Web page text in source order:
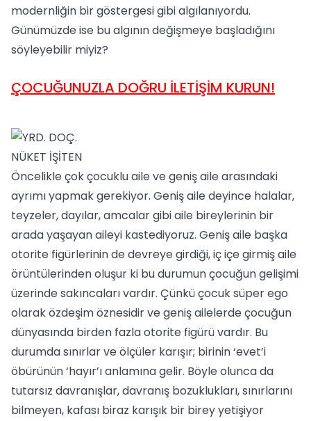
modernliğin bir göstergesi gibi algılanıyordu.
Günümüzde ise bu algının değişmeye başladığını
söyleyebilir miyiz?
ÇOCUĞUNUZLA DOĞRU İLETİŞİM KURUN!
Öncelikle çok çocuklu aile ve geniş aile arasındaki
ayrımı yapmak gerekiyor. Geniş aile deyince halalar,
teyzeler, dayılar, amcalar gibi aile bireylerinin bir
arada yaşayan aileyi kastediyoruz. Geniş aile başka
otorite figürlerinin de devreye girdiği, iç içe girmiş aile
örüntülerinden oluşur ki bu durumun çocuğun gelişimi
üzerinde sakıncaları vardır. Çünkü çocuk süper ego
olarak özdeşim öznesidir ve geniş ailelerde çocuğun
dünyasında birden fazla otorite figürü vardır. Bu
durumda sınırlar ve ölçüler karışır; birinin ‘evet’i
öbürünün ‘hayır’ı anlamına gelir. Böyle olunca da
tutarsız davranışlar, davranış bozuklukları, sınırlarını
bilmeyen, kafası biraz karışık bir birey yetişiyor